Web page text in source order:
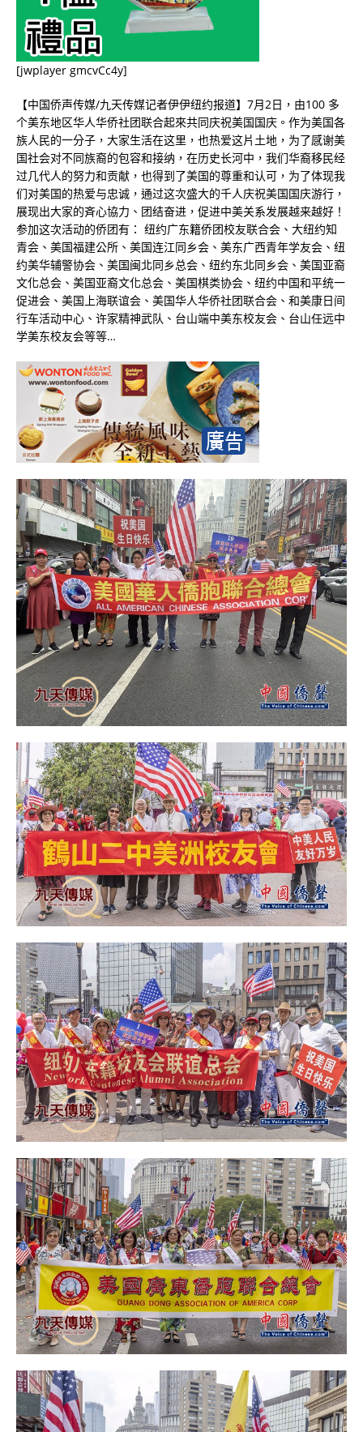
[jwplayer gmcvCc4y]
【中国侨声传媒/九天传媒记者伊伊纽约报道】7月2日，由100 多
个美东地区华人华侨社团联合起來共同庆祝美国国庆。作为美国各
族人民的一分子，大家生活在这里，也热爱这片土地，为了感谢美
国社会对不同族裔的包容和接纳，在历史长河中，我们华裔移民经
过几代人的努力和贡献，也得到了美国的尊重和认可，为了体现我
们对美国的热爱与忠诚，通过这次盛大的千人庆祝美国国庆游行，
展现出大家的斉心協力、团结奋进，促进中美关系发展越来越好！
参加这次活动的侨团有： 纽约广东籍侨团校友联合会、大纽约知
青会、美国福建公所、美国连江同乡会、美东广西青年学友会、纽
约美华辅警协会、美国闽北同乡总会、纽约东北同乡会、美国亚裔
文化总会、美国亚裔文化总会、美国棋类协会、纽约中国和平统一
促进会、美国上海联谊会、美国华人华侨社团联合会、和美康日间
行车活动中心、许家精神武队、台山端中美东校友会、台山任远中
学美东校友会等等…